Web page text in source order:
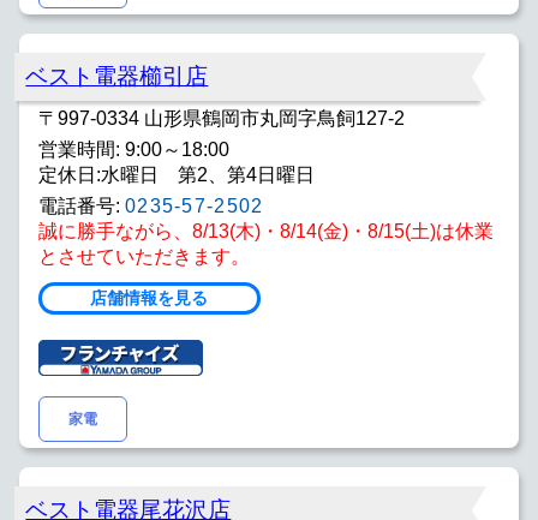
ベスト電器櫛引店
〒997-0334 山形県鶴岡市丸岡字鳥飼127-2
営業時間: 9:00～18:00
定休日:水曜日 第2、第4日曜日
電話番号: 0235-57-2502
誠に勝手ながら、8/13(木)・8/14(金)・8/15(土)は休業
とさせていただきます。
店舗情報を見る
家電
ベスト電器尾花沢店